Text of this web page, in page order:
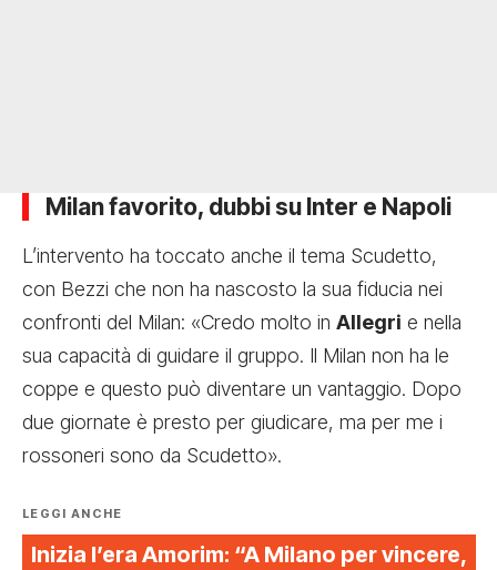
Milan favorito, dubbi su Inter e Napoli
L’intervento ha toccato anche il tema Scudetto,
con Bezzi che non ha nascosto la sua fiducia nei
confronti del Milan: «Credo molto in Allegri e nella
sua capacità di guidare il gruppo. Il Milan non ha le
coppe e questo può diventare un vantaggio. Dopo
due giornate è presto per giudicare, ma per me i
rossoneri sono da Scudetto».
LEGGI ANCHE
Inizia l’era Amorim: “A Milano per vincere,